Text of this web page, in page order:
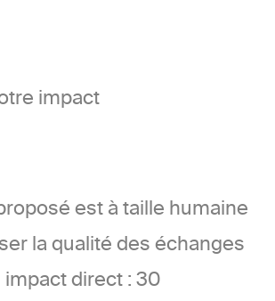
impact
est à taille humaine
la qualité des échanges
direct : 30